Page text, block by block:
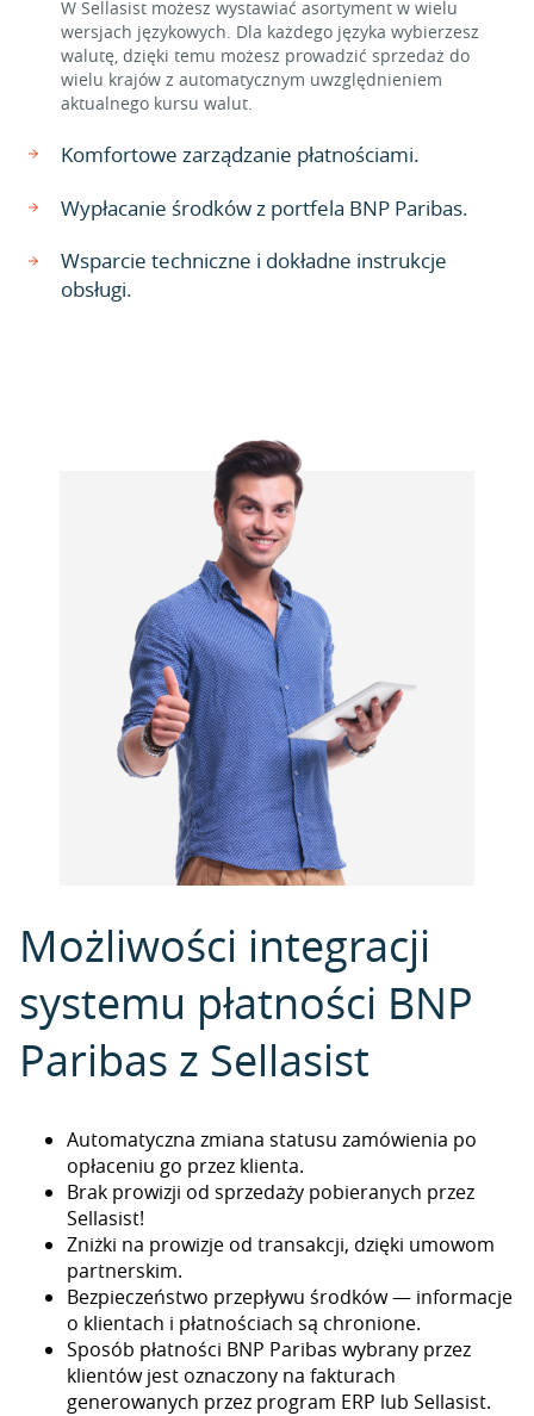
W Sellasist możesz wystawiać asortyment w wielu
wersjach językowych. Dla każdego języka wybierzesz
walutę, dzięki temu możesz prowadzić sprzedaż do
wielu krajów z automatycznym uwzględnieniem
aktualnego kursu walut.
Komfortowe zarządzanie płatnościami.
Wypłacanie środków z portfela BNP Paribas.
Wsparcie techniczne i dokładne instrukcje
obsługi.
Możliwości integracji
systemu płatności BNP
Paribas z Sellasist
Automatyczna zmiana statusu zamówienia po
opłaceniu go przez klienta.
Brak prowizji od sprzedaży pobieranych przez
Sellasist!
Zniżki na prowizje od transakcji, dzięki umowom
partnerskim.
Bezpieczeństwo przepływu środków — informacje
o klientach i płatnościach są chronione.
Sposób płatności BNP Paribas wybrany przez
klientów jest oznaczony na fakturach
generowanych przez program ERP lub Sellasist.